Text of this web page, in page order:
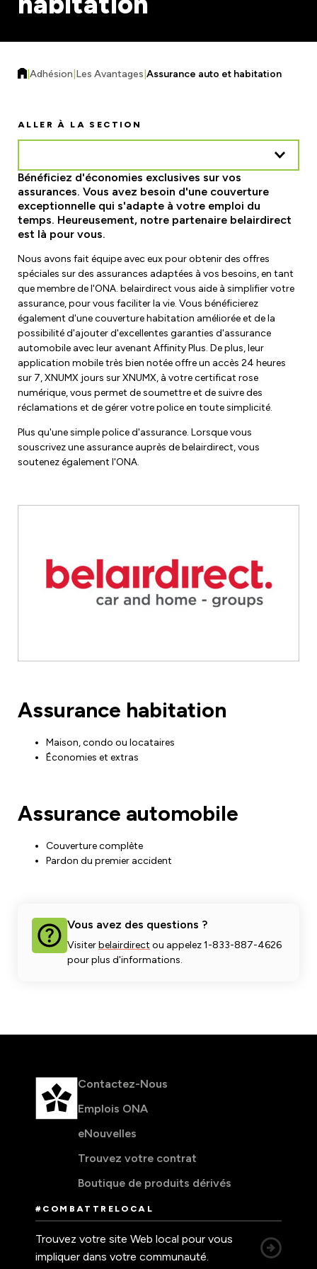
négociation
Trouvez votre local
Actualités
Calendrier des événements et des ateliers
Inscription à la newsletter électronique
Salle de cinéma
Devenir membre
Éducation
Ateliers
eLearning
Demander à un spécialiste
Bourses d'études et bourses
Rejoignez un comité ou une équipe
Développement du leadership
Orientation des membres
Cotisations syndicales
Mettez à jour vos informations de membre
Retraités
Infirmières praticiennes
Formulaires et ressources
Améliorations de la charge de travail
Sécurité du lieu de travail
Comités mixtes de santé et de sécurité
Ministère du Travail
Commission de la sécurité professionnelle et de
l'assurance contre les accidents du travail
Équipe des droits de la personne et de l'équité
Lutte contre le racisme et l'oppression
Caucus des droits de la personne et de l'équité
Club de lecture
Adhésion Les Avantages Assurance auto et habitation
Bénéficiez d'économies exclusives sur vos
assurances. Vous avez besoin d'une couverture
exceptionnelle qui s'adapte à votre emploi du
temps. Heureusement, notre partenaire belairdirect
est là pour vous.
Nous avons fait équipe avec eux pour obtenir des offres
spéciales sur des assurances adaptées à vos besoins, en tant
que membre de l'ONA. belairdirect vous aide à simplifier votre
assurance, pour vous faciliter la vie. Vous bénéficierez
également d'une couverture habitation améliorée et de la
possibilité d'ajouter d'excellentes garanties d'assurance
automobile avec leur avenant Affinity Plus. De plus, leur
application mobile très bien notée offre un accès 24 heures
sur 7, XNUMX jours sur XNUMX, à votre certificat rose
numérique, vous permet de soumettre et de suivre des
réclamations et de gérer votre police en toute simplicité.
Plus qu'une simple police d'assurance. Lorsque vous
souscrivez une assurance auprès de belairdirect, vous
soutenez également l'ONA.
Assurance habitation
Maison, condo ou locataires
Économies et extras
Assurance automobile
Couverture complète
Pardon du premier accident
Vous avez des questions ?
Visiterbelairdirect ou appelez 1-833-887-4626
pour plus d'informations.
ALLER À LA SECTION
Contactez-Nous
Emplois ONA
eNouvelles
Trouvez votre contrat
Boutique de produits dérivés
#COMBATTRELOCAL
Trouvez votre site Web local pour vous
impliquer dans votre communauté.